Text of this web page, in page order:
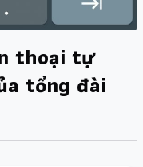
thoại tự
tổng đài